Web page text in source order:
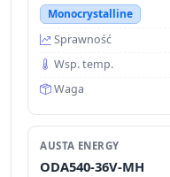
Monocrystalline
Sprawność
Wsp. temp.
Waga
AUSTA ENERGY
ODA540-36V-MH